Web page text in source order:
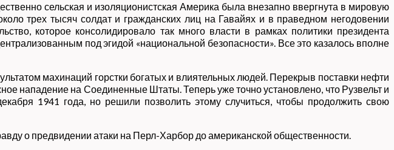
сельская и изоляционистская Америка была внезапно ввергнута в мировую
трех тысяч солдат и гражданских лиц на Гавайях и в праведном негодовении
которое консолидировало так много власти в рамках политики президента
под эгидой «национальной безопасности». Все это казалось вполне
махинаций горстки богатых и влиятельных людей. Перекрыв поставки нефти
нападение на Соединенные Штаты. Теперь уже точно установлено, что Рузвельт и
1941 года, но решили позволить этому случиться, чтобы продолжить свою
о предвидении атаки на Перл-Харбор до американской общественности.